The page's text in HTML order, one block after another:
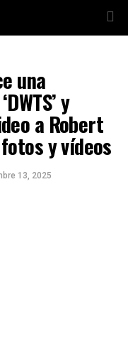
una
y
a Robert
y vídeos
13, 2025